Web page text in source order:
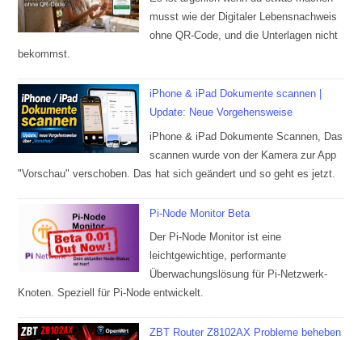
musst wie der Digitaler Lebensnachweis
ohne QR-Code, und die Unterlagen nicht
bekommst.
iPhone & iPad Dokumente scannen |
Update: Neue Vorgehensweise
iPhone & iPad Dokumente Scannen, Das
scannen wurde von der Kamera zur App
"Vorschau" verschoben. Das hat sich geändert und so geht es jetzt.
Pi-Node Monitor Beta
Der Pi-Node Monitor ist eine
leichtgewichtige, performante
Überwachungslösung für Pi-Netzwerk-
Knoten. Speziell für Pi-Node entwickelt.
ZBT Router Z8102AX Probleme beheben